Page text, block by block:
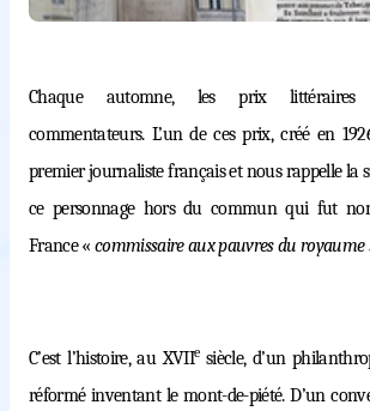
Chaque automne, les prix littéraires
commentateurs. L’un de ces prix, créé en
premier journaliste français et nous rappelle la
ce personnage hors du commun qui fut
France« commissaire aux pauvres du royaume
C’est l’histoire, au XVIIe siècle, d’un
réformé inventant le mont-de-piété. D’un